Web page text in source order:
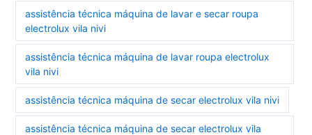
assistência técnica máquina de lavar e secar roupa
electrolux vila nivi
assistência técnica máquina de lavar roupa electrolux
vila nivi
assistência técnica máquina de secar electrolux vila nivi
assistência técnica máquina de secar electrolux vila